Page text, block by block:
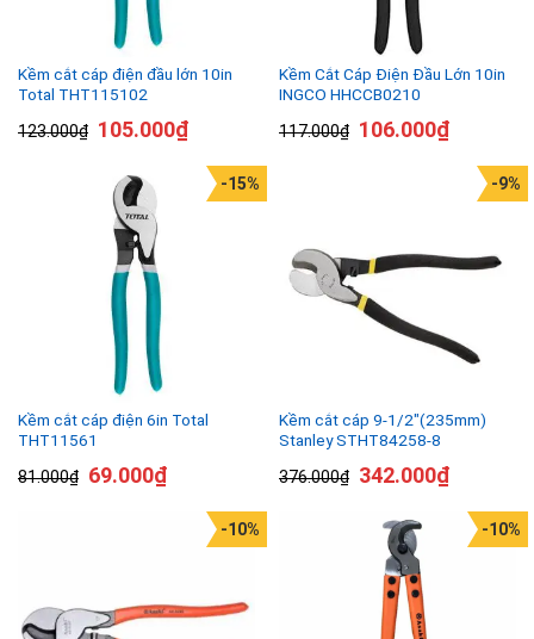
Kềm cắt cáp điện đầu lớn 10in
Total THT115102
123.000₫ 105.000₫
Kềm Cắt Cáp Điện Đầu Lớn 10in
INGCO HHCCB0210
117.000₫ 106.000₫
Kềm cắt cáp điện 6in Total
THT11561
81.000₫
-15%
69.000₫
Kềm cắt cáp 9-1/2″(235mm)
Stanley STHT84258-8
376.000₫
-9%
342.000₫
-10% -10%